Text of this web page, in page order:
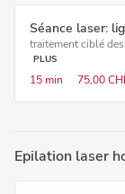
Séance laser:
traitement ciblé
PLUS
15 min 75,00
Epilation laser